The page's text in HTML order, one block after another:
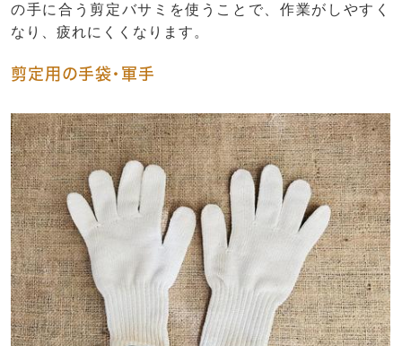
の手に合う剪定バサミを使うことで、作業がしやすく
なり、疲れにくくなります。
剪定用の手袋・軍手